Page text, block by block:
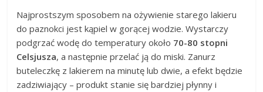
Najprostszym sposobem na ożywienie starego lakieru
do paznokci jest kąpiel w gorącej wodzie. Wystarczy
podgrzać wodę do temperatury około 70-80 stopni
Celsjusza, a następnie przelać ją do miski. Zanurz
buteleczkę z lakierem na minutę lub dwie, a efekt będzie
zadziwiający – produkt stanie się bardziej płynny i